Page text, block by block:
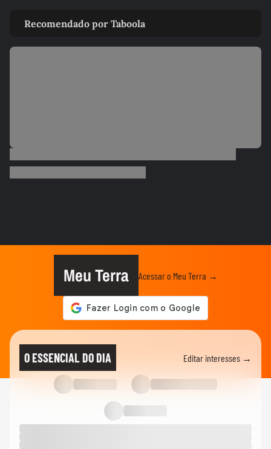
após críticas sobre turnê:...
MEU SONORA
transplante capilar: 'Olha como...
'Raiva enorme': colega comenta prisão de
ator suspeito de estuprar...
'Mulheres precisam ser amadas, e não
compreendidas': namorado de...
Música e maquiagem: Juliette explica o
que guiou suas escolhas...
Recomendado por Taboola
Meu Terra Acessar o Meu Terra →
O ESSENCIAL DO DIA Editar interesses →